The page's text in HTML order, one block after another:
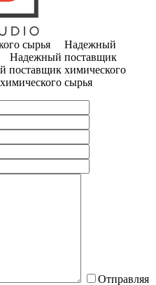
сырья Надежный
Надежный поставщик
химического
сырья
Отправляя